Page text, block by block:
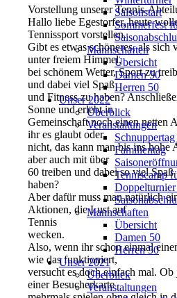
Vorstellung unserer Tennis-
Hallo liebe Egestorfer, heute
Tennissport vorstellen.
Gibt es etwas schöneres, als
unter freiem Himmel,
bei schönem Wetter, Sport zu
und dabei viel Spaß
und Fitness zu haben?
Sonne und erlebt in
Gemeinschaft noch einen netten
ihr es glaubt oder
nicht, das kann man bis ins hohe
aber auch mit über
60 treiben und dabei so viel Spaß
haben?
Aber dafür muss man natürlich
Aktionen, die Lust auf
Tennis
wecken.
Also, wenn ihr schon einmal
wie das funktioniert,
versucht es doch einfach mal.
einer Besucherkarte
Saisonstart
Sommerfest
Mannschaften
Übersicht
Damen 50
Herren 50
Unser 2022
Überblick
Veranstaltungen
Familientag
Tenniscamp
Doppelturnier
Mannschaften
Übersicht
Damen 50
Herren 50
Unser 2021
Überblick
Veranstaltungen